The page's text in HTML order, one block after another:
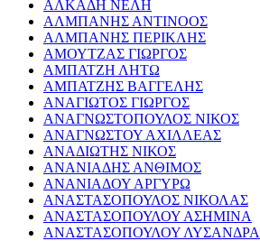
ΑΛΚΑΔΗ ΝΕΛΗ
ΑΛΜΠΑΝΗΣ ΑΝΤΙΝΟΟΣ
ΑΛΜΠΑΝΗΣ ΠΕΡΙΚΛΗΣ
ΑΜΟΥΤΖΑΣ ΓΙΩΡΓΟΣ
ΑΜΠΑΤΖΗ ΛΗΤΩ
ΑΜΠΑΤΖΗΣ ΒΑΓΓΕΛΗΣ
ΑΝΑΓΙΩΤΟΣ ΓΙΩΡΓΟΣ
ΑΝΑΓΝΩΣΤΟΠΟΥΛΟΣ ΝΙΚΟΣ
ΑΝΑΓΝΩΣΤΟΥ ΑΧΙΛΛΕΑΣ
ΑΝΑΔΙΩΤΗΣ ΝΙΚΟΣ
ΑΝΑΝΙΑΔΗΣ ΑΝΘΙΜΟΣ
ΑΝΑΝΙΑΔΟΥ ΑΡΓΥΡΩ
ΑΝΑΣΤΑΣΟΠΟΥΛΟΣ ΝΙΚΟΛΑΣ
ΑΝΑΣΤΑΣΟΠΟΥΛΟΥ ΑΣΗΜΙΝΑ
ΑΝΑΣΤΑΣΟΠΟΥΛΟΥ ΛΥΣΑΝΔΡΑ